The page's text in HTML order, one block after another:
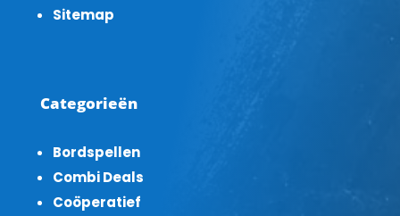
Sitemap
Categorieën
Bordspellen
Combi Deals
Coöperatief